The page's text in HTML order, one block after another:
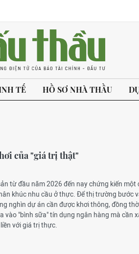
TẾ HỒ SƠ NHÀ THẦU
của "giá trị thật"
từ đầu năm 2026 đến nay chứng kiến một
khúc nhu cầu ở thực. Để thị trường bước
nghìn dự án cần được khơi thông, đồng
vào "bình sữa" tín dụng ngân hàng mà cần
với giá trị thực.